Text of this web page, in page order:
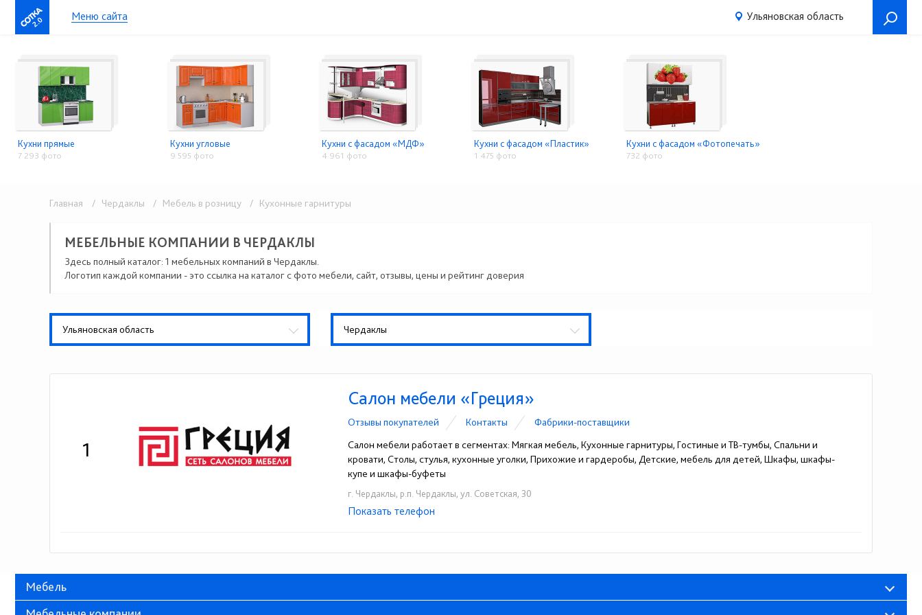
2.0 Меню сайта Ульяновская область
Кухни прямые
7 293 фото
Кухни угловые
9 595 фото
Кухни с фасадом «МДФ»
4 961 фото
Кухни с фасадом «Пластик»
1 475 фото
Кухни с фасадом «Фотопечать»
732 фото
Главная / Чердаклы / Мебель в розницу / Кухонные гарнитуры
МЕБЕЛЬНЫЕ КОМПАНИИ В ЧЕРДАКЛЫ
Здесь полный каталог: 1 мебельных компаний в Чердаклы.
Логотип каждой компании - это ссылка на каталог с фото мебели, сайт, отзывы, цены и рейтинг доверия
Ульяновская область Чердаклы
1
Салон мебели «Греция»
Отзывы покупателей Контакты
Фабрики-поставщики
Салон мебели работает в сегментах: Мягкая мебель, Кухонные гарнитуры, Гостиные и ТВ-тумбы, Спальни и
кровати, Столы, стулья, кухонные уголки, Прихожие и гардеробы, Детские, мебель для детей, Шкафы, шкафы-
купе и шкафы-буфеты
г. Чердаклы, р.п. Чердаклы, ул. Советская, 30
☎+7 (927) 802-84-54
Показать телефон
Мебель